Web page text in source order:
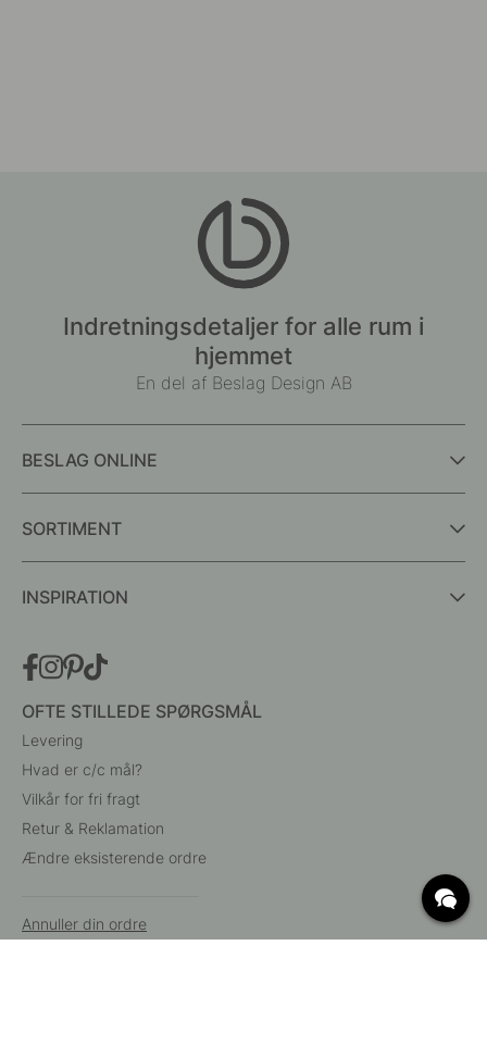
Indretningsdetaljer for alle rum i
hjemmet
En del af Beslag Design AB
BESLAG ONLINE
SORTIMENT
INSPIRATION
OFTE STILLEDE SPØRGSMÅL
Levering
Hvad er c/c mål?
Vilkår for fri fragt
Retur & Reklamation
Ændre eksisterende ordre
Annuller din ordre